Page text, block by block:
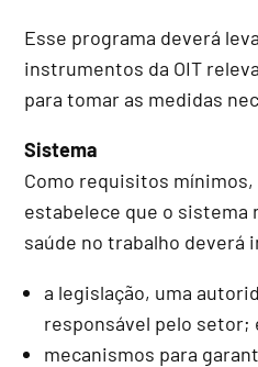
Esse programa deverá
instrumentos da OIT
para tomar as medidas
Sistema
Como requisitos mínimos,
estabelece que o sistema
saúde no trabalho deverá
a legislação, uma
responsável pelo setor;
mecanismos para